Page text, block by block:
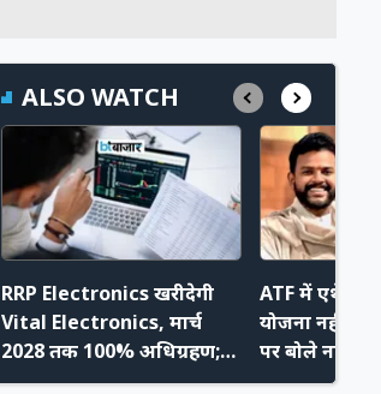
ALSO WATCH
RRP Electronics खरीदेगी
Vital Electronics, मार्च
2028 तक 100% अधिग्रहण;
सेमीकंडक्टर से EMS तक बढ़ेगा
ATF में एथेनॉल
योजना नहीं,
पर बोले